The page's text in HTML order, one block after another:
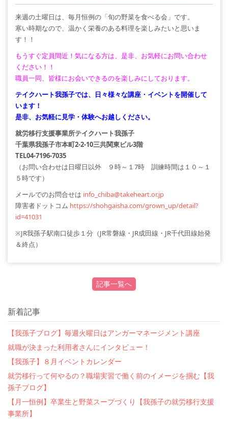
来週の土曜日は、毎月恒例の「旬の野菜を食べる会」です。
寒い時期なので、温かく栄養のある料理を楽しみたいと思いま
す！！
もうすぐ定員間近！気になる方は、是非、お気軽にお問い合わせ
ください！！
職員一同、皆様にお会いできるのを楽しみにしております。
テイクハート我孫子では、日々様々な講座・イベントを開催して
います！
是非、お気軽に見学・体験へお越しください。
就労移行支援事業所テイクハート我孫子
千葉県我孫子市本町2-2-10三共関東ビル3階
TEL04-7196-7035
（お問い合わせは日曜日以外 ９時～１7時 訓練時間は１０～１
５時です）
メールでのお問合せは info_chiba@takeheart.or.jp
障害者ドットコム https://shohgaisha.com/grown_up/detail?
id=41031
※JR我孫子駅南口徒歩１分（JR常磐線・JR成田線・JR千代田線始発
＆終点）
記事一覧へ
新着記事
【我孫子ブログ】毎週火曜日はアンガーマネージメント講座
就職が決まった利用者さんにインタビュー！
【我孫子】８月イベントカレンダー
就労移行って何やるの？職場実習で働く前のイメージを掴む【我
孫子ブログ】
【月一恒例】卒業生と野菜スープづくり【我孫子の就労移行支援
事業所】